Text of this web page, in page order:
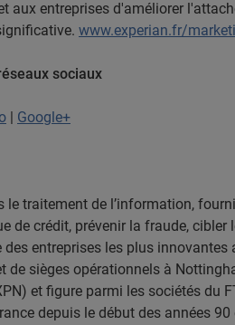
aux entreprises d'améliorer
www.experian.fr/
sociaux
| Google+
traitement de l’information,
de crédit, prévenir la fraude,
entreprises les plus
de sièges opérationnels à
et figure parmi les sociétés
depuis le début des années